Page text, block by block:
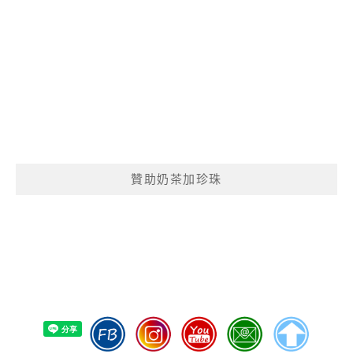
贊助奶茶加珍珠